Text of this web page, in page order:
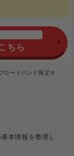
ちら
ロードバンド限定キ
本情報を整理し